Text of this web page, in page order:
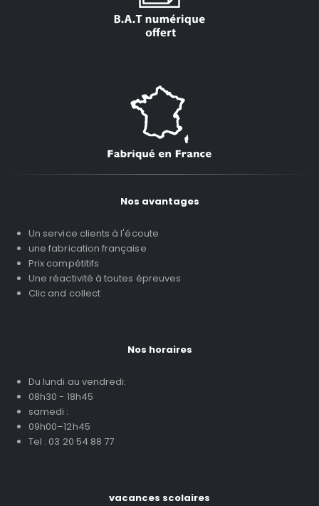
Nos avantages
Un service clients à l'écoute
une fabrication française
Prix compétitifs
Une réactivité à toutes épreuves
Clic and collect
Nos horaires
Du lundi au vendredi:
08h30 - 18h45
samedi :
09h00–12h45
Tel : 03 20 54 88 77
vacances scolaires